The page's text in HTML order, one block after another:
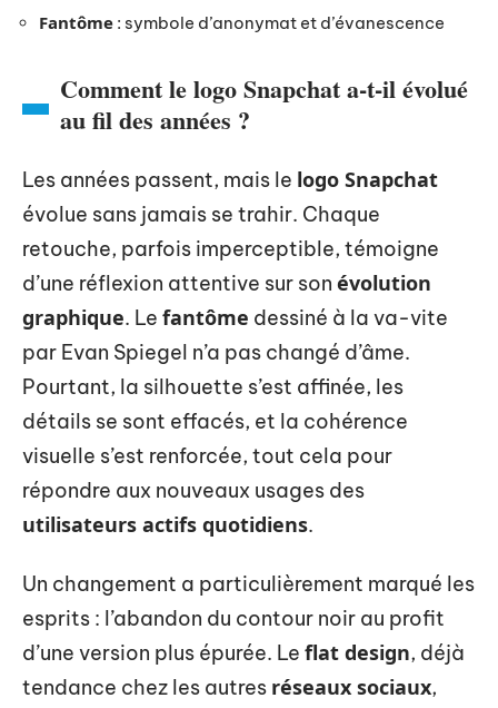
Fantôme : symbole d’anonymat et d’évanescence
Comment le logo Snapchat a-t-il évolué
au fil des années ?
Les années passent, mais le logo Snapchat
évolue sans jamais se trahir. Chaque
retouche, parfois imperceptible, témoigne
d’une réflexion attentive sur son évolution
graphique. Le fantôme dessiné à la va-vite
par Evan Spiegel n’a pas changé d’âme.
Pourtant, la silhouette s’est affinée, les
détails se sont effacés, et la cohérence
visuelle s’est renforcée, tout cela pour
répondre aux nouveaux usages des
utilisateurs actifs quotidiens.
Un changement a particulièrement marqué les
esprits : l’abandon du contour noir au profit
d’une version plus épurée. Le flat design, déjà
tendance chez les autres réseaux sociaux,